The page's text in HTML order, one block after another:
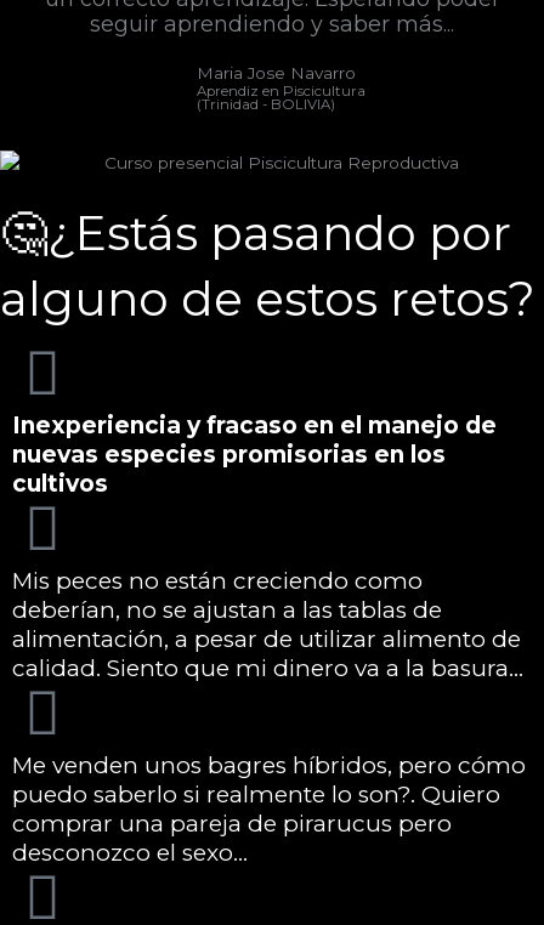
seguir aprendiendo y saber más...
Maria Jose Navarro
Aprendiz en Piscicultura
(Trinidad - BOLIVIA)
🤔¿Estás pasando por
alguno de estos retos?
Inexperiencia y fracaso en el manejo de
nuevas especies promisorias en los
cultivos
Mis peces no están creciendo como
deberían, no se ajustan a las tablas de
alimentación, a pesar de utilizar alimento de
calidad. Siento que mi dinero va a la basura...
Me venden unos bagres híbridos, pero cómo
puedo saberlo si realmente lo son?. Quiero
comprar una pareja de pirarucus pero
desconozco el sexo...